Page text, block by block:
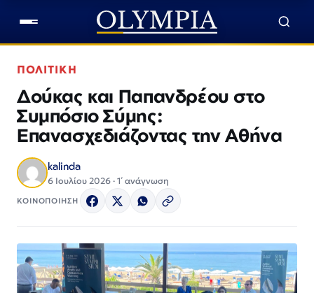
ΠΟΛΙΤΙΚΗ
Δούκας και Παπανδρέου στο
Συμπόσιο Σύμης:
Επανασχεδιάζοντας την Αθήνα
kalinda
6 Ιουλίου 2026 · 1΄ ανάγνωση
ΚΟΙΝΟΠΟΙΗΣΗ